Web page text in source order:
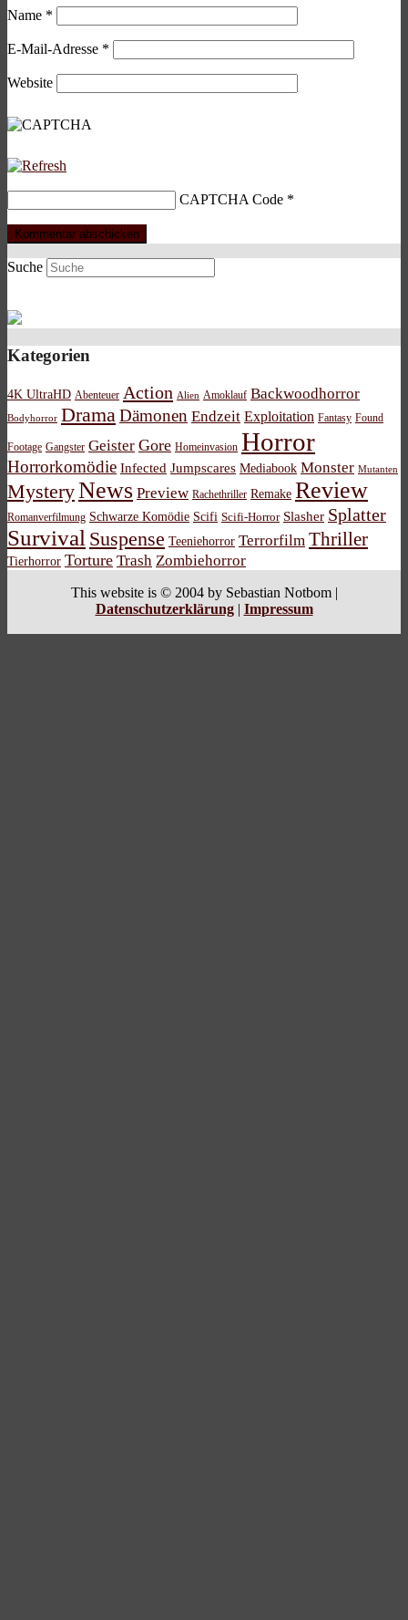
Name *
E-Mail-Adresse *
Website
CAPTCHA Code *
Suche
Kategorien
4K UltraHD Abenteuer Action Alien Amoklauf Backwoodhorror
Bodyhorror DramaDämonen Endzeit Exploitation Fantasy Found
Footage Gangster Geister Gore Homeinvasion Horror
Horrorkomödie Infected Jumpscares Mediabook Monster Mutanten
MysteryNews Preview Rachethriller Remake Review
Romanverfilmung Schwarze Komödie Scifi Scifi-Horror Slasher Splatter
Survival Suspense Teeniehorror Terrorfilm Thriller
Tierhorror Torture Trash Zombiehorror
This website is © 2004 by Sebastian Notbom |
Datenschutzerklärung| Impressum